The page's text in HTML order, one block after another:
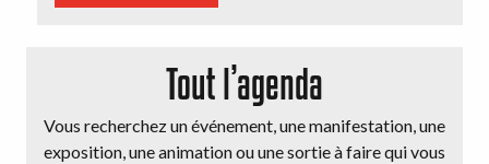
Tout l’agenda
Vous recherchez un événement, une manifestation, une
exposition, une animation ou une sortie à faire qui vous